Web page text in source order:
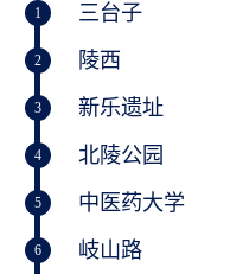
1 三台子
2 陵西
3 新乐遗址
4 北陵公园
5 中医药大学
6 岐山路